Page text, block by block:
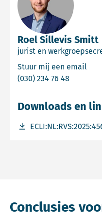
Roel Sillevis Smitt
jurist en
Stuur mij een email
(030) 234 76 48
Downloads en
Download bestand
Conclusies